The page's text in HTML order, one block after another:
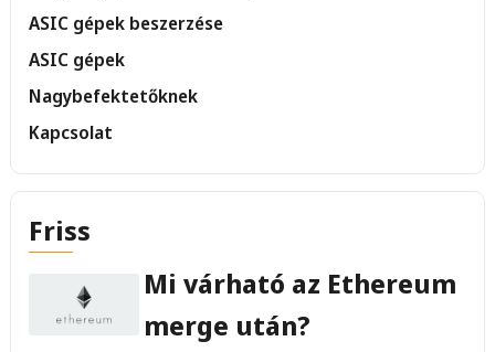
ASIC gépek beszerzése
ASIC gépek
Nagybefektetőknek
Kapcsolat
Friss
Mi várható az Ethereum
merge után?